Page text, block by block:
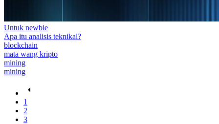
Untuk newbie
Apa itu analisis teknikal?
blockchain
mata wang kripto
mining
mining
1
2
3